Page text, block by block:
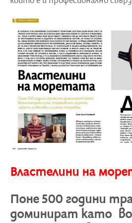
Властелини на
Поне 500 години
доминират като